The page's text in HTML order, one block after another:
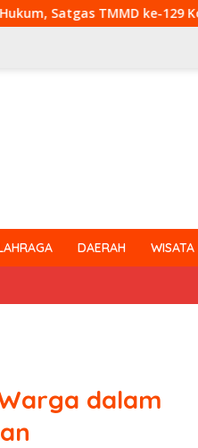
129 Kodim 0313/KPR
DAERAH WISATA
dalam